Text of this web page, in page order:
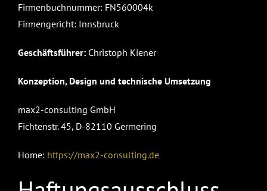
Firmenbuchnummer: FN560004k
Firmengericht: Innsbruck
Geschäftsführer:Christoph Kiener
Konzeption, Design und technische Umsetzung
max2-consulting GmbH
Fichtenstr. 45, D-82110 Germering
Home: https://max2-consulting.de